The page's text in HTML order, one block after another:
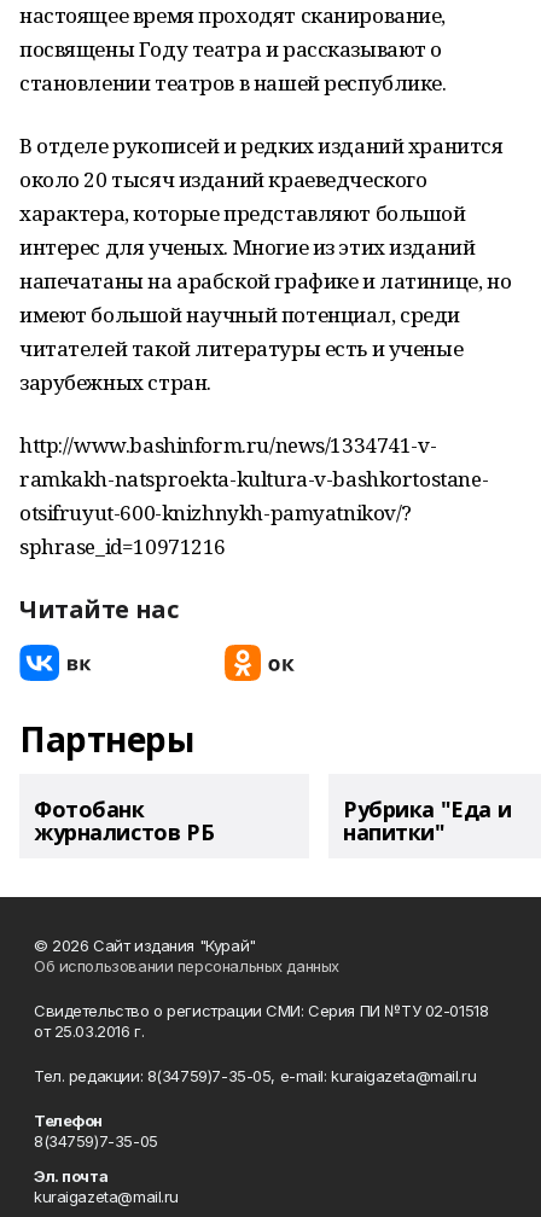
настоящее время проходят сканирование,
посвящены Году театра и рассказывают о
становлении театров в нашей республике.
В отделе рукописей и редких изданий хранится
около 20 тысяч изданий краеведческого
характера, которые представляют большой
интерес для ученых. Многие из этих изданий
напечатаны на арабской графике и латинице, но
имеют большой научный потенциал, среди
читателей такой литературы есть и ученые
зарубежных стран.
http://www.bashinform.ru/news/1334741-v-
ramkakh-natsproekta-kultura-v-bashkortostane-
otsifruyut-600-knizhnykh-pamyatnikov/?
sphrase_id=10971216
Читайте нас
Партнеры
Фотобанк
журналистов РБ
Рубрика "Еда и
напитки"
© 2026 Сайт издания "Курай"
Об использовании персональных данных
Свидетельство о регистрации СМИ: Серия ПИ №ТУ 02-01518
от 25.03.2016 г.
Тел. редакции: 8(34759)7-35-05, e-mail: kuraigazeta@mail.ru
Телефон
8(34759)7-35-05
Эл. почта
kuraigazeta@mail.ru